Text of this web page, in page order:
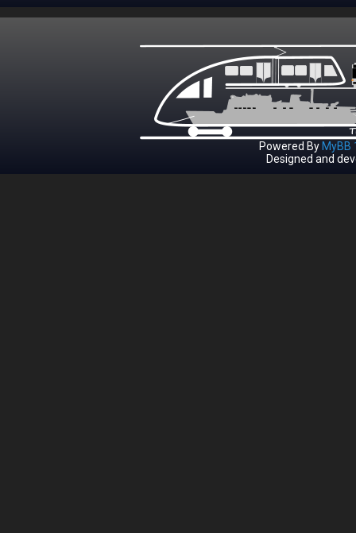
Powered By MyBB
Designed and